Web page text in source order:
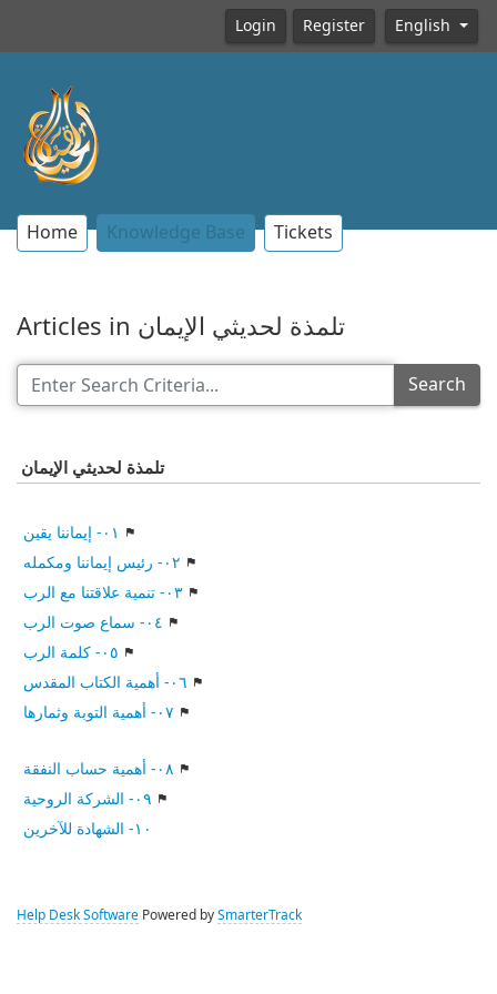
Login Register English
Home Knowledge Base Tickets
Articles in تلمذة لحديثي الإيمان
Search
تلمذة لحديثي الإيمان
٠١- إيماننا يقين
٠٢- رئيس إيماننا ومكمله
٠٣- تنمية علاقتنا مع الرب
٠٤- سماع صوت الرب
٠٥- كلمة الرب
٠٦- أهمية الكتاب المقدس
٠٧- أهمية التوبة وثمارها
٠٨- أهمية حساب النفقة
٠٩- الشركة الروحية
١٠- الشهادة للآخرين
Help Desk Software Powered by SmarterTrack